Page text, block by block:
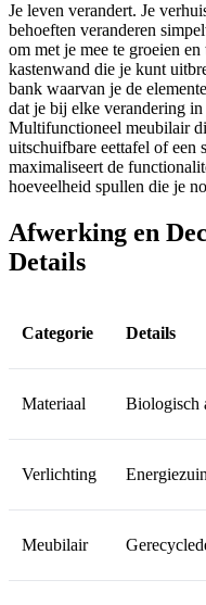
Je leven verandert. Je
behoeften veranderen
om met je mee te groeien
kastenwand die je kunt
bank waarvan je de
dat je bij elke verandering
Multifunctioneel meubilair
uitschuifbare eettafel of een
maximaliseert de
hoeveelheid spullen die je
Afwerking en
Details
Categorie Details
Materiaal Biologisch
Verlichting
Meubilair